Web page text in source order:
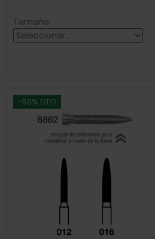
Tamaño:
-50% DTO